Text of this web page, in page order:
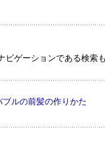
ビゲーションである検索
ルの前髪の作りかた